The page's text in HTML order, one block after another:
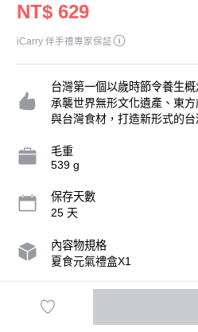
NT$ 629
iCarry 伴手禮專家保証
台灣第一個以歲時節令養生
承襲世界無形文化遺產、東
與台灣食材，打造新形式的台
毛重
539 g
保存天數
25 天
內容物規格
夏食元氣禮盒X1
營業人名稱
一之鄉股份有限公司